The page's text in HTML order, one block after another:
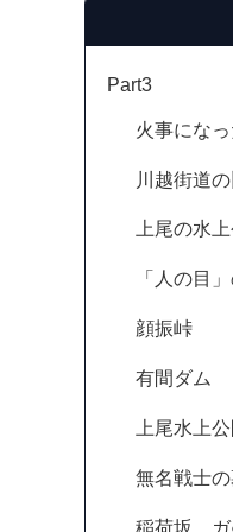
Part3
火事にな
川越街道
上尾の水
「人の目
顔振峠
有間ダム
上尾水上
無名戦士
稲荷坂、ガ